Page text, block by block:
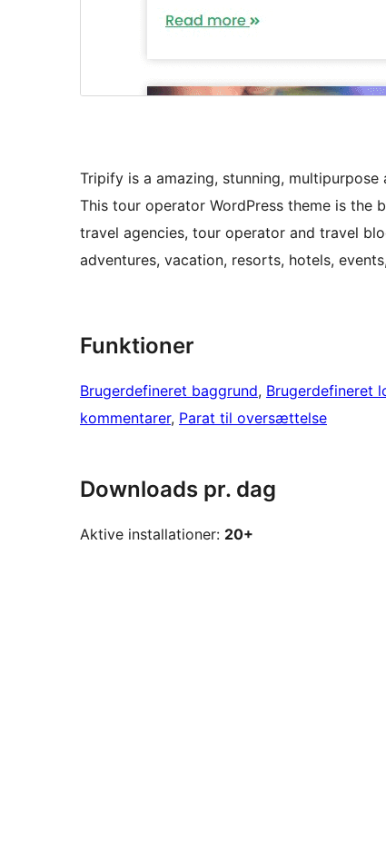
Tripify is a amazing, stunning,
This tour operator WordPress theme is
travel agencies, tour operator and travel
adventures, vacation, resorts, hotels,
Funktioner
Brugerdefineret baggrund, Brugerdefineret
kommentarer, Parat til oversættelse
Downloads pr. dag
Aktive installationer: 20+